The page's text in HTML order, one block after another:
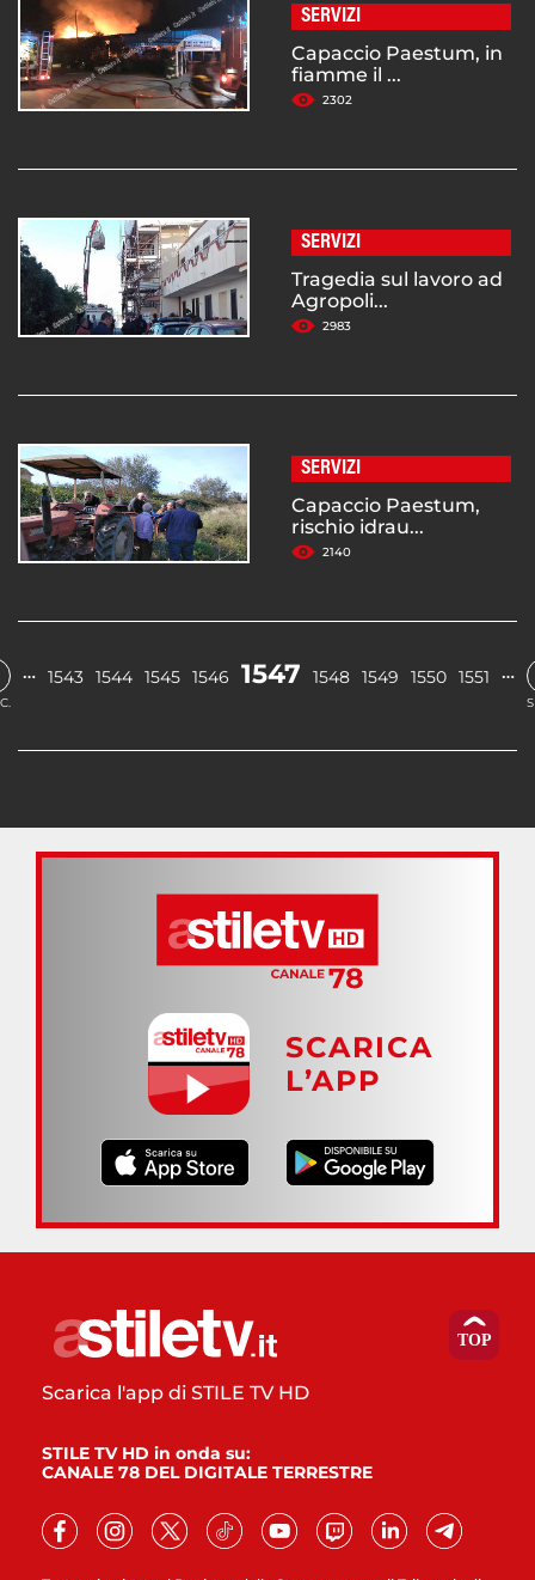
SERVIZI
Capaccio Paestum, in
fiamme il ...
2302
SERVIZI
Tragedia sul lavoro ad
Agropoli...
2983
SERVIZI
Capaccio Paestum,
rischio idrau...
2140
… 1543 1544 1545 1546 1547 1548 1549 1550 1551 …
SCARICA
L’APP
Scarica l'app di STILE TV HD
STILE TV HD in onda su:
CANALE 78 DEL DIGITALE TERRESTRE